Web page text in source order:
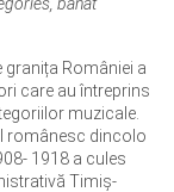
României a
care au întreprins
muzicale.
românesc dincolo
1918 a cules
Timiș-